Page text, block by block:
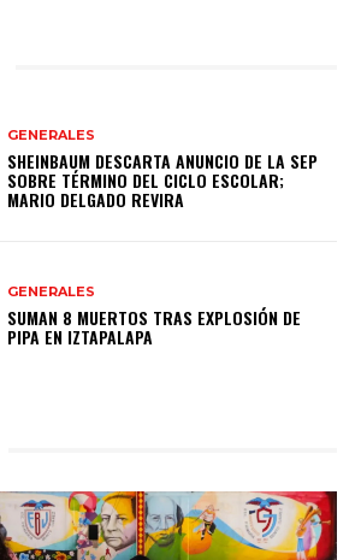
GENERALES
SHEINBAUM DESCARTA ANUNCIO DE LA SEP
SOBRE TÉRMINO DEL CICLO ESCOLAR;
MARIO DELGADO REVIRA
GENERALES
SUMAN 8 MUERTOS TRAS EXPLOSIÓN DE
PIPA EN IZTAPALAPA